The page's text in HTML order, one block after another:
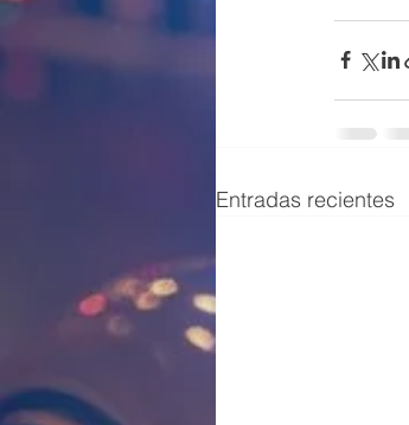
Entradas recientes